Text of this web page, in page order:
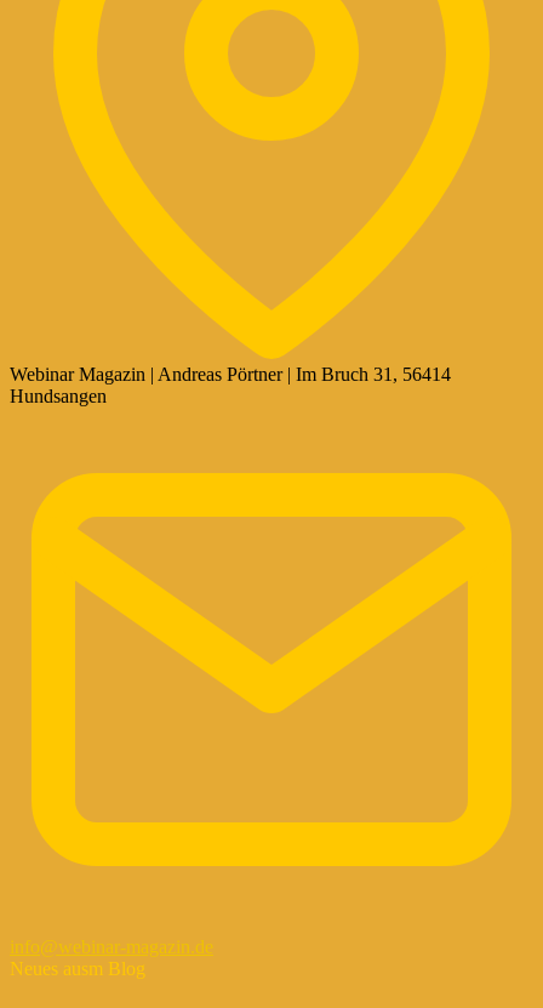
Webinar Magazin | Andreas Pörtner | Im Bruch 31, 56414
Hundsangen
info@webinar-magazin.de
Neues ausm Blog